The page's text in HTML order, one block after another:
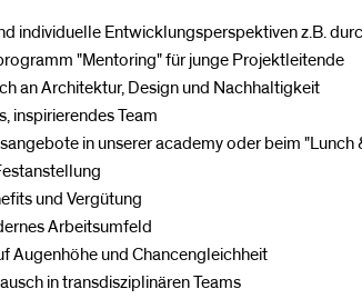
Entwicklungsperspektiven z.B.
"Mentoring" für junge Projektleitende
Architektur, Design und Nachhaltigkeit
Team
in unserer academy oder beim "Lunch
und Vergütung
Arbeitsumfeld
und Chancengleichheit
in transdisziplinären Teams